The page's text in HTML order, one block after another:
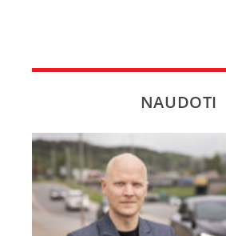
NAUDOTI